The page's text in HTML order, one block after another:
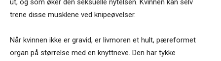
ut, og som øker den seksuelle nytelsen. Kvinnen kan selv
trene disse musklene ved knipeøvelser.
Når kvinnen ikke er gravid, er livmoren et hult, pæreformet
organ på størrelse med en knyttneve. Den har tykke